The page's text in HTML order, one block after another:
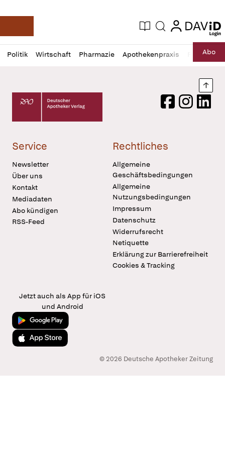
Deutsche Apotheker Zeitung
Aktuelle Ausgabe
Suche login
login
Politik Wirtschaft Pharmazie Apothekenpraxis RechtAbo
Profil
öffnen
Daz
Pur
Deutscher Apotheker Verlag Logo
FacebookInstagram
Service
Newsletter
Über uns
Kontakt
Mediadaten
Abo kündigen
RSS-Feed
Rechtliches
Allgemeine
Geschäftsbedingungen
Allgemeine
Nutzungsbedingungen
Impressum
Datenschutz
Widerrufsrecht
Netiquette
Erklärung zur Barrierefreiheit
Cookies & Tracking
Jetzt auch als App für iOS
und Android
Jetzt bei Google Play
Laden im App Store
© 2026 Deutsche Apotheker Zeitung